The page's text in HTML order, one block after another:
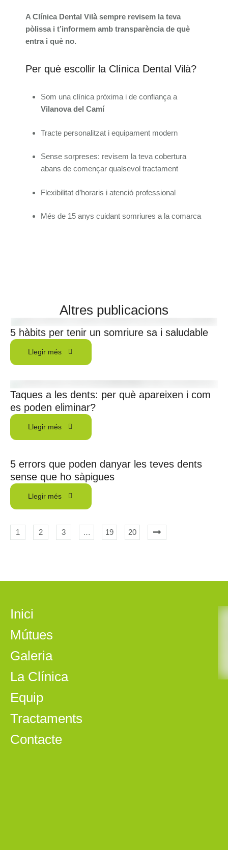
A Clínica Dental Vilà sempre revisem la teva
pòlissa i t’informem amb transparència de què
entra i què no.
Per què escollir la Clínica Dental Vilà?
Som una clínica pròxima i de confiança a
Vilanova del Camí
Tracte personalitzat i equipament modern
Sense sorpreses: revisem la teva cobertura
abans de començar qualsevol tractament
Flexibilitat d’horaris i atenció professional
Més de 15 anys cuidant somriures a la comarca
Altres publicacions
5 hàbits per tenir un somriure sa i saludable
Llegir més
Taques a les dents: per què apareixen i com
es poden eliminar?
Llegir més
5 errors que poden danyar les teves dents
sense que ho sàpigues
Llegir més
1 2 3 … 19 20
Inici
Mútues
Galeria
La Clínica
Equip
Tractaments
Contacte